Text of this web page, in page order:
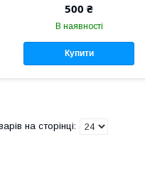
500 ₴
В наявності
Купити